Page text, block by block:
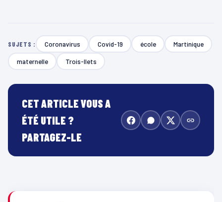
SUJETS : Coronavirus Covid-19 école Martinique
maternelle Trois-Ilets
CET ARTICLE VOUS A
ÉTÉ UTILE ?
PARTAGEZ-LE